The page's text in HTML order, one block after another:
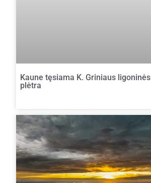
Kaune tęsiama K. Griniaus ligoninės
plėtra